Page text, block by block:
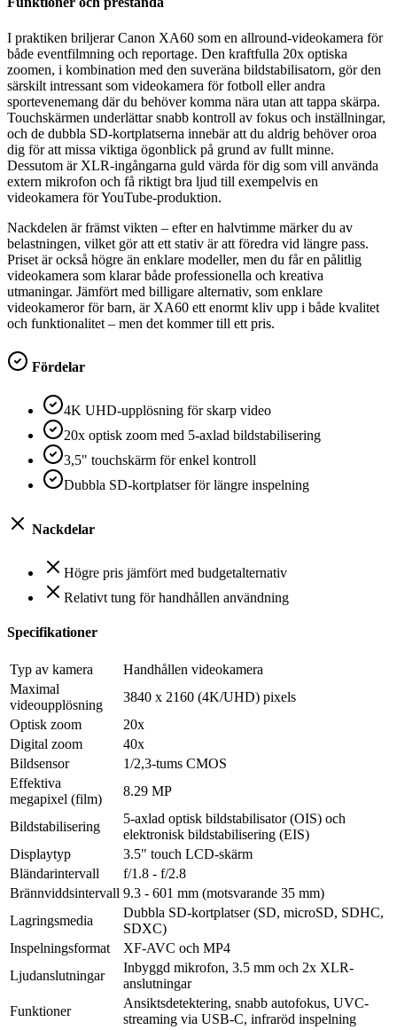
I praktiken briljerar Canon XA60 som en allround-videokamera för
både eventfilmning och reportage. Den kraftfulla 20x optiska
zoomen, i kombination med den suveräna bildstabilisatorn, gör den
särskilt intressant som videokamera för fotboll eller andra
sportevenemang där du behöver komma nära utan att tappa skärpa.
Touchskärmen underlättar snabb kontroll av fokus och inställningar,
och de dubbla SD-kortplatserna innebär att du aldrig behöver oroa
dig för att missa viktiga ögonblick på grund av fullt minne.
Dessutom är XLR-ingångarna guld värda för dig som vill använda
extern mikrofon och få riktigt bra ljud till exempelvis en
videokamera för YouTube-produktion.
Nackdelen är främst vikten – efter en halvtimme märker du av
belastningen, vilket gör att ett stativ är att föredra vid längre pass.
Priset är också högre än enklare modeller, men du får en pålitlig
videokamera som klarar både professionella och kreativa
utmaningar. Jämfört med billigare alternativ, som enklare
videokameror för barn, är XA60 ett enormt kliv upp i både kvalitet
och funktionalitet – men det kommer till ett pris.
Fördelar
4K UHD-upplösning för skarp video
20x optisk zoom med 5-axlad bildstabilisering
3,5" touchskärm för enkel kontroll
Dubbla SD-kortplatser för längre inspelning
Nackdelar
Högre pris jämfört med budgetalternativ
Relativt tung för handhållen användning
Specifikationer
Typ av kamera
Handhållen videokamera
Maximal
videoupplösning
3840 x 2160 (4K/UHD) pixels
Optisk zoom
20x
Digital zoom
40x
Bildsensor
1/2,3-tums CMOS
Effektiva
megapixel (film)
8.29 MP
Bildstabilisering
5-axlad optisk bildstabilisator (OIS) och
elektronisk bildstabilisering (EIS)
Displaytyp
3.5" touch LCD-skärm
Bländarintervall
f/1.8 - f/2.8
Brännviddsintervall 9.3 - 601 mm (motsvarande 35 mm)
Lagringsmedia
Dubbla SD-kortplatser (SD, microSD, SDHC,
SDXC)
Inspelningsformat
XF-AVC och MP4
Ljudanslutningar
Inbyggd mikrofon, 3.5 mm och 2x XLR-
anslutningar
Funktioner
Ansiktsdetektering, snabb autofokus, UVC-
streaming via USB-C, infraröd inspelning